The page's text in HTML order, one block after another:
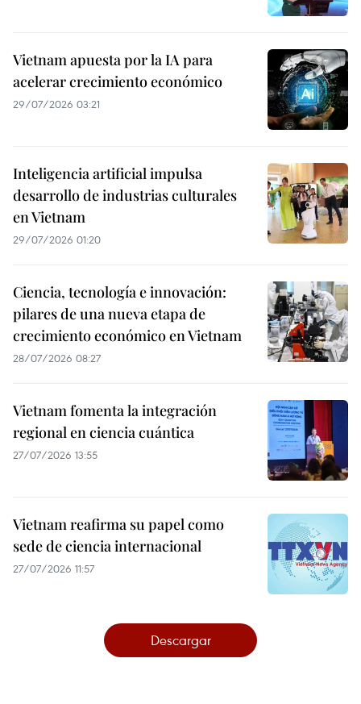
Vietnam apuesta por la IA para
acelerar crecimiento económico
29/07/2026 03:21
Inteligencia artificial impulsa
desarrollo de industrias culturales
en Vietnam
29/07/2026 01:20
Ciencia, tecnología e innovación:
pilares de una nueva etapa de
crecimiento económico en Vietnam
28/07/2026 08:27
Vietnam fomenta la integración
regional en ciencia cuántica
27/07/2026 13:55
Vietnam reafirma su papel como
sede de ciencia internacional
27/07/2026 11:57
Descargar